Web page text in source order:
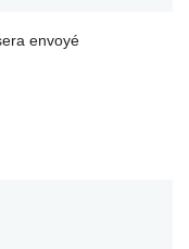
envoyé